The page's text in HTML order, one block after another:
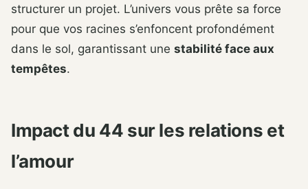
structurer un projet. L’univers vous prête sa force
pour que vos racines s’enfoncent profondément
dans le sol, garantissant une stabilité face aux
tempêtes.
Impact du 44 sur les relations et
l’amour